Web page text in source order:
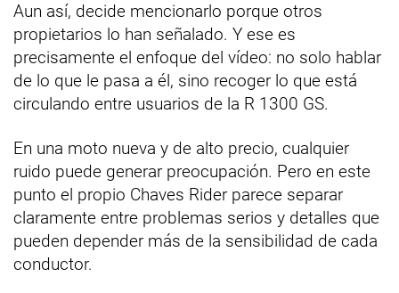
Aun así, decide mencionarlo porque otros
propietarios lo han señalado. Y ese es
precisamente el enfoque del vídeo: no solo hablar
de lo que le pasa a él, sino recoger lo que está
circulando entre usuarios de la R 1300 GS.
En una moto nueva y de alto precio, cualquier
ruido puede generar preocupación. Pero en este
punto el propio Chaves Rider parece separar
claramente entre problemas serios y detalles que
pueden depender más de la sensibilidad de cada
conductor.